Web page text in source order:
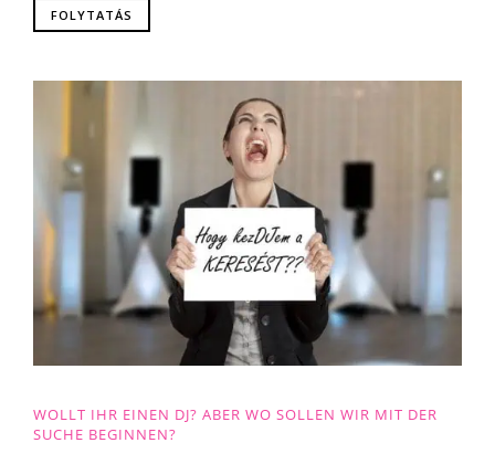
FOLYTATÁS
WOLLT IHR EINEN DJ? ABER WO SOLLEN WIR MIT DER
SUCHE BEGINNEN?